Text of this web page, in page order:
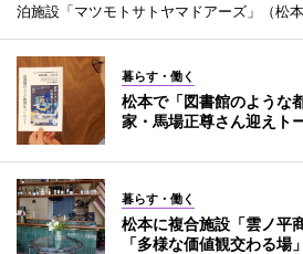
泊施設「マツモトサトヤマドアーズ」（松
暮らす・働く
松本で「図書館のよう
家・馬場正尊さん迎えト
暮らす・働く
松本に複合施設「雲ノ平
「多様な価値観交わる場